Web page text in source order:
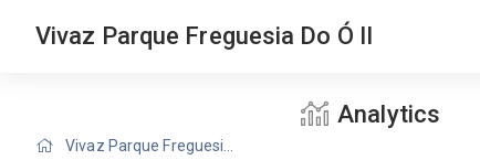
Vivaz Parque Freguesia Do Ó II
Vivaz Parque Freguesia Do Ó II
Analytics